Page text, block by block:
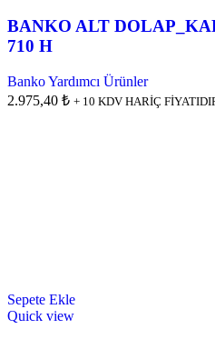
BANKO ALT
710 H
Banko Yardımcı Ürünler
2.975,40 ₺ + 10 KDV HARİÇ
Sepete Ekle
Quick view